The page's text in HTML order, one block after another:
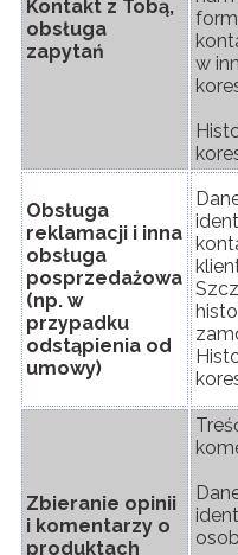
Kontakt z Tobą,
obsługa
zapytań
w
Obsługa
reklamacji i inna
obsługa
posprzedażowa
(np. w
przypadku
odstąpienia od
umowy)
Zbieranie opinii
i komentarzy o
produktach